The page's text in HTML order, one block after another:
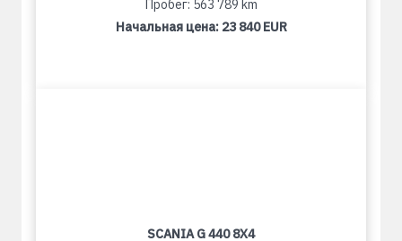
Пробег: 563 789 km
Начальная цена: 23 840 EUR
SCANIA G 440 8X4